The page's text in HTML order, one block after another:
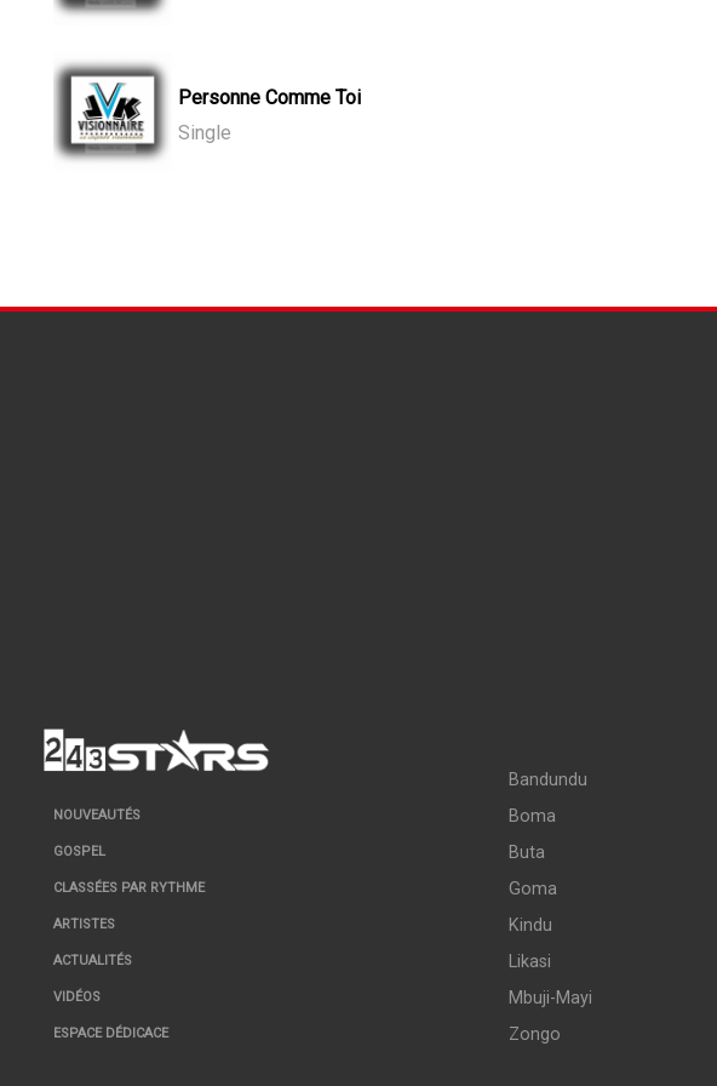
Personne Comme Toi
Single
NOUVEAUTÉS
GOSPEL
CLASSÉES PAR RYTHME
ARTISTES
ACTUALITÉS
VIDÉOS
ESPACE DÉDICACE
Bandundu
Boma
Buta
Goma
Kindu
Likasi
Mbuji-Mayi
Zongo